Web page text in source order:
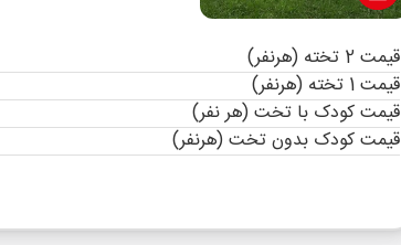
قیمت 2 تخته (هرنفر)
قیمت 1 تخته (هرنفر)
قیمت کودک با تخت (هر نفر)
قیمت کودک بدون تخت (هرنفر)